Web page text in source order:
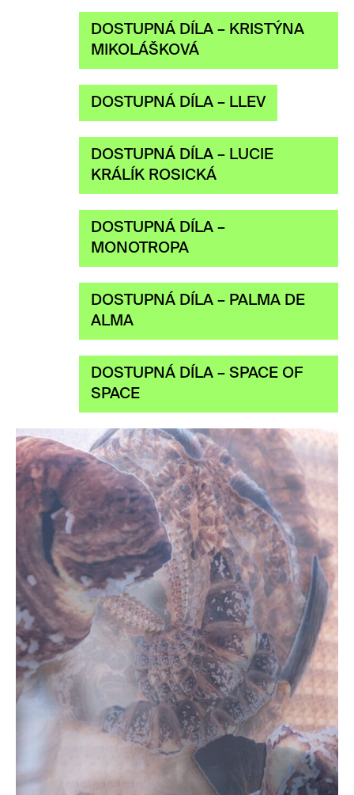
DOSTUPNÁ DÍLA – KRISTÝNA
MIKOLÁŠKOVÁ
DOSTUPNÁ DÍLA – LLEV
DOSTUPNÁ DÍLA – LUCIE
KRÁLÍK ROSICKÁ
DOSTUPNÁ DÍLA –
MONOTROPA
DOSTUPNÁ DÍLA – PALMA DE
ALMA
DOSTUPNÁ DÍLA – SPACE OF
SPACE